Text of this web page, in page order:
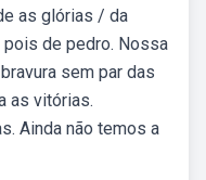
as glórias / da
de pedro. Nossa
sem par das
as vitórias.
Ainda não temos a